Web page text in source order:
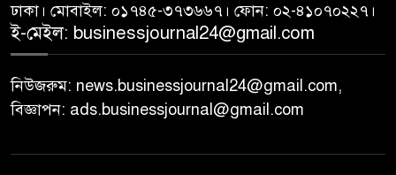
ঢাকা। মোবাইল: ০১৭৪৫-৩৭৩৬৬৭। ফোন: ০২-৪১০৭০২২৭।
ই-মেইল: businessjournal24@gmail.com
নিউজরুম: news.businessjournal24@gmail.com,
বিজ্ঞাপন: ads.businessjournal@gmail.com